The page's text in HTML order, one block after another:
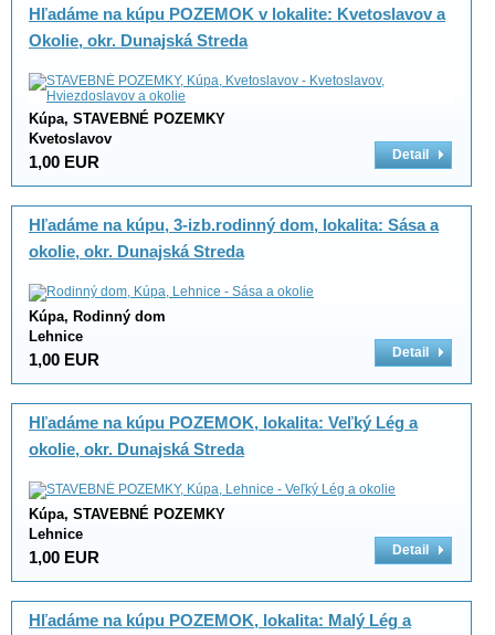
Hľadáme na kúpu POZEMOK v lokalite: Kvetoslavov a
Okolie, okr. Dunajská Streda
Kúpa, STAVEBNÉ POZEMKY
Kvetoslavov
1,00 EUR Detail
Hľadáme na kúpu, 3-izb.rodinný dom, lokalita: Sása a
okolie, okr. Dunajská Streda
Kúpa, Rodinný dom
Lehnice
1,00 EUR Detail
Hľadáme na kúpu POZEMOK, lokalita: Veľký Lég a
okolie, okr. Dunajská Streda
Kúpa, STAVEBNÉ POZEMKY
Lehnice
1,00 EUR Detail
Hľadáme na kúpu POZEMOK, lokalita: Malý Lég a